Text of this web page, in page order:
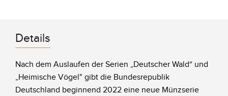
Details
Nach dem Auslaufen der Serien „Deutscher Wald“ und
„Heimische Vögel" gibt die Bundesrepublik
Deutschland beginnend 2022 eine neue Münzserie